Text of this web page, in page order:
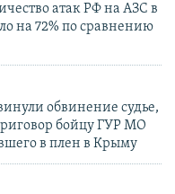
атак РФ на АЗС в
на 72% по сравнению
обвинение судье,
бойцу ГУР МО
в плен в Крыму